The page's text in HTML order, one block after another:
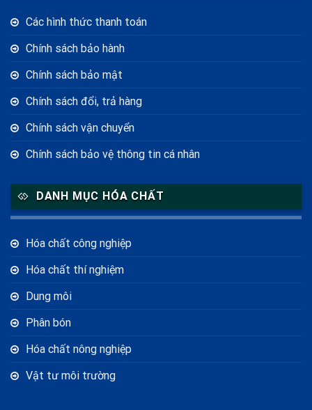
Các hình thức thanh toán
Chính sách bảo hành
Chính sách bảo mật
Chính sách đổi, trả hàng
Chính sách vận chuyển
Chính sách bảo vệ thông tin cá nhân
DANH MỤC HÓA CHẤT
Hóa chất công nghiệp
Hóa chất thí nghiệm
Dung môi
Phân bón
Hóa chất nông nghiệp
Vật tư môi trường